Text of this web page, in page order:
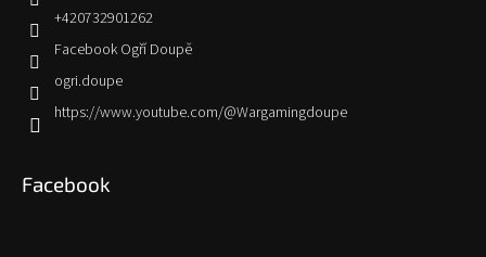
+420732901262
Facebook Ogří Doupě
ogri.doupe
https://www.youtube.com/@Wargamingdoupe
Facebook